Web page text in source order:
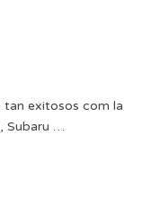
exitosos com la
Subaru …